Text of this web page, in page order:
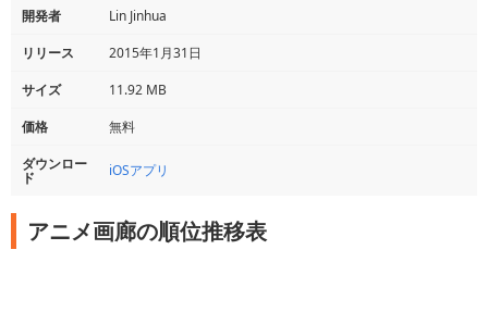
開発者
Lin Jinhua
リリース
2015年1月31日
サイズ
11.92 MB
価格
無料
ダウンロー
ド iOSアプリ
アニメ画廊の順位推移表